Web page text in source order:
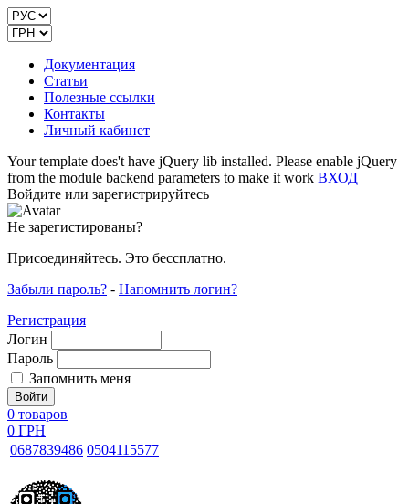
Документация
Статьи
Полезные ссылки
Контакты
Личный кабинет
Your template does't have jQuery lib installed. Please enable jQuery
from the module backend parameters to make it work ВХОД
Войдите или зарегистрируйтесь
Не зарегистированы?
Присоединяйтесь. Это бессплатно.
Забыли пароль? - Напомнить логин?
Регистрация
Логин
Пароль
Запомнить меня
0 товаров
0 ГРН
0687839486 0504115577